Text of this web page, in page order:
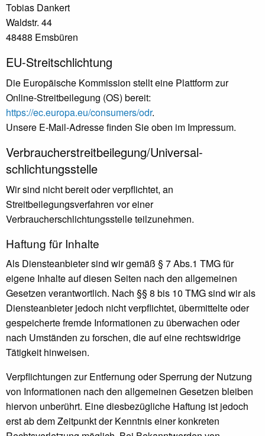
Tobias Dankert
Waldstr. 44
48488 Emsbüren
EU-Streitschlichtung
Die Europäische Kommission stellt eine Plattform zur
Online-Streitbeilegung (OS) bereit:
https://ec.europa.eu/consumers/odr.
Unsere E-Mail-Adresse finden Sie oben im Impressum.
Verbraucher­streit­beilegung/Universal­
schlichtungs­stelle
Wir sind nicht bereit oder verpflichtet, an
Streitbeilegungsverfahren vor einer
Verbraucherschlichtungsstelle teilzunehmen.
Haftung für Inhalte
Als Diensteanbieter sind wir gemäß § 7 Abs.1 TMG für
eigene Inhalte auf diesen Seiten nach den allgemeinen
Gesetzen verantwortlich. Nach §§ 8 bis 10 TMG sind wir als
Diensteanbieter jedoch nicht verpflichtet, übermittelte oder
gespeicherte fremde Informationen zu überwachen oder
nach Umständen zu forschen, die auf eine rechtswidrige
Tätigkeit hinweisen.
Verpflichtungen zur Entfernung oder Sperrung der Nutzung
von Informationen nach den allgemeinen Gesetzen bleiben
hiervon unberührt. Eine diesbezügliche Haftung ist jedoch
erst ab dem Zeitpunkt der Kenntnis einer konkreten